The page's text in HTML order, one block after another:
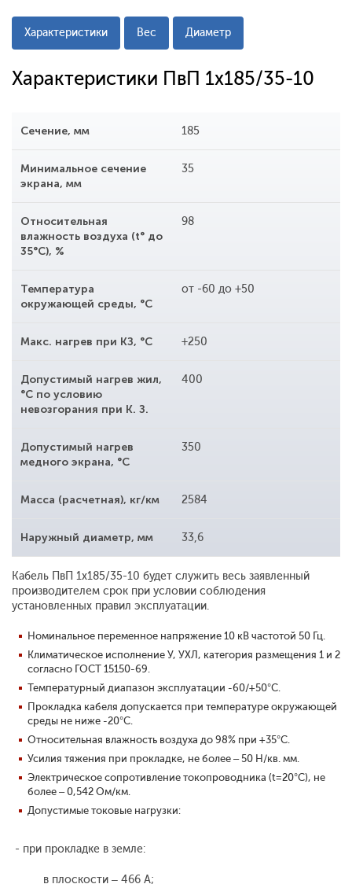
Характеристики Вес Диаметр
Характеристики ПвП 1x185/35-10
Сечение, мм 185
Минимальное сечение
экрана, мм
35
Относительная
влажность воздуха (t° до
35°С), %
98
Температура
окружающей среды, °С
от -60 до +50
Макс. нагрев при КЗ, °С +250
Допустимый нагрев жил,
°С по условию
невозгорания при К. З.
400
Допустимый нагрев
медного экрана, °С
350
Масса (расчетная), кг/км 2584
Наружный диаметр, мм 33,6
Кабель ПвП 1x185/35-10 будет служить весь заявленный
производителем срок при условии соблюдения
установленных правил эксплуатации.
Номинальное переменное напряжение 10 кВ частотой 50 Гц.
Климатическое исполнение У, УХЛ, категория размещения 1 и 2
согласно ГОСТ 15150-69.
Температурный диапазон эксплуатации -60/+50°С.
Прокладка кабеля допускается при температуре окружающей
среды не ниже -20°С.
Относительная влажность воздуха до 98% при +35°С.
Усилия тяжения при прокладке, не более – 50 Н/кв. мм.
Электрическое сопротивление токопроводника (t=20°С), не
более – 0,542 Ом/км.
Допустимые токовые нагрузки:
- при прокладке в земле:
в плоскости – 466 А;